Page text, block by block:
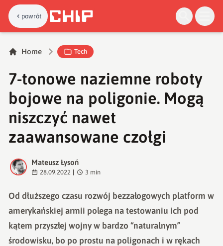
powrót
Home Tech
7-tonowe naziemne roboty
bojowe na poligonie. Mogą
niszczyć nawet
zaawansowane czołgi
M
Mateusz Łysoń
28.09.2022 3 min
Od dłuższego czasu rozwój bezzałogowych platform w
amerykańskiej armii polega na testowaniu ich pod
kątem przyszłej wojny w bardzo “naturalnym”
środowisku, bo po prostu na poligonach i w rękach